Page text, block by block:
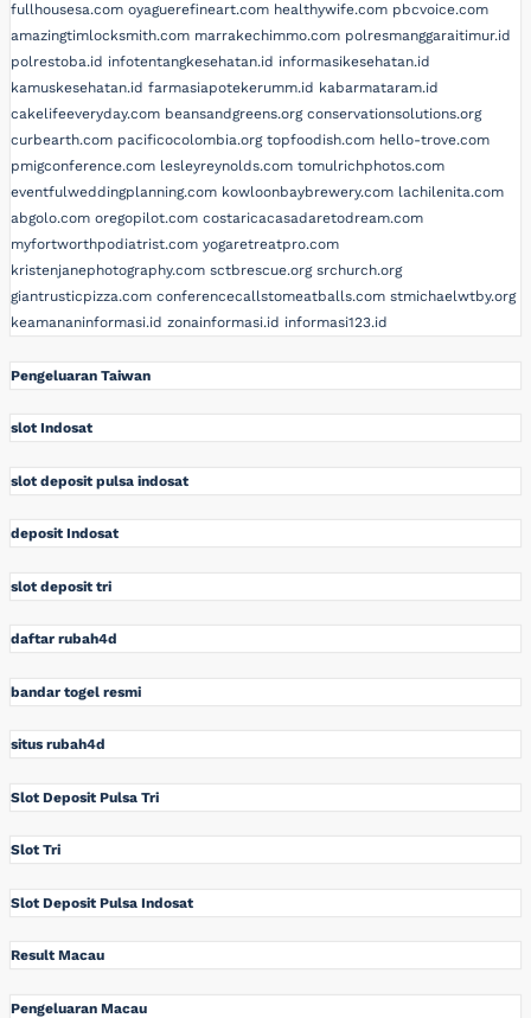
fullhousesa.com oyaguerefineart.com healthywife.com pbcvoice.com
amazingtimlocksmith.com marrakechimmo.com polresmanggaraitimur.id
polrestoba.id infotentangkesehatan.id informasikesehatan.id
kamuskesehatan.id farmasiapotekerumm.id kabarmataram.id
cakelifeeveryday.com beansandgreens.org conservationsolutions.org
curbearth.com pacificocolombia.org topfoodish.com hello-trove.com
pmigconference.com lesleyreynolds.com tomulrichphotos.com
eventfulweddingplanning.com kowloonbaybrewery.com lachilenita.com
abgolo.com oregopilot.com costaricacasadaretodream.com
myfortworthpodiatrist.com yogaretreatpro.com
kristenjanephotography.com sctbrescue.org srchurch.org
giantrusticpizza.com conferencecallstomeatballs.com stmichaelwtby.org
keamananinformasi.id zonainformasi.id informasi123.id
Pengeluaran Taiwan
slot Indosat
slot deposit pulsa indosat
deposit Indosat
slot deposit tri
daftar rubah4d
bandar togel resmi
situs rubah4d
Slot Deposit Pulsa Tri
Slot Tri
Slot Deposit Pulsa Indosat
Result Macau
Pengeluaran Macau